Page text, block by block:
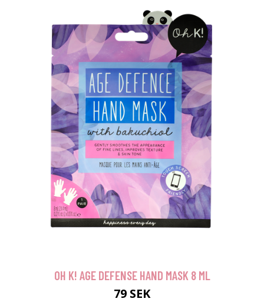
OH K! AGE DEFENSE HAND MASK 8 ML
79 SEK